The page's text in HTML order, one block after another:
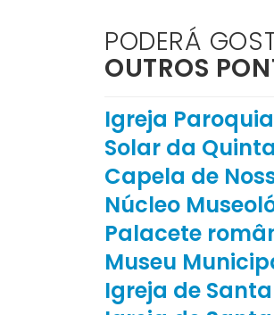
PODERÁ
OUTROS
Igreja
Solar da
Capela de
Núcleo
Palacete
Museu
Igreja de